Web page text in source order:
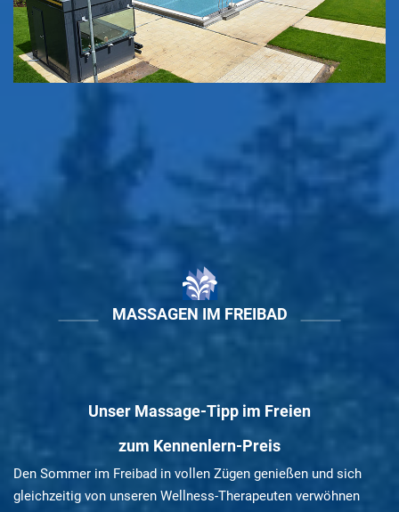
MASSAGEN IM FREIBAD
Unser Massage-Tipp im Freien
zum Kennenlern-Preis
Den Sommer im Freibad in vollen Zügen genießen und sich
gleichzeitig von unseren Wellness-Therapeuten verwöhnen